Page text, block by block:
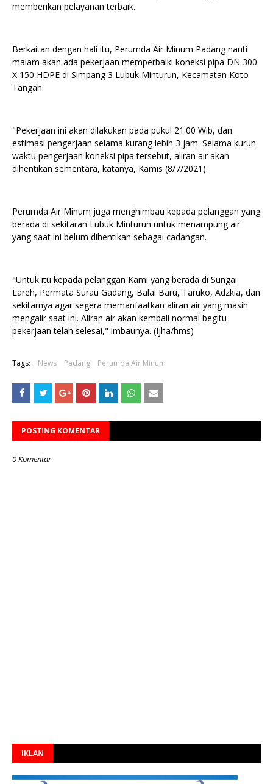
memberikan pelayanan terbaik.
Berkaitan dengan hali itu, Perumda Air Minum Padang nanti
malam akan ada pekerjaan memperbaiki koneksi pipa DN 300
X 150 HDPE di Simpang 3 Lubuk Minturun, Kecamatan Koto
Tangah.
"Pekerjaan ini akan dilakukan pada pukul 21.00 Wib, dan
estimasi pengerjaan selama kurang lebih 3 jam. Selama kurun
waktu pengerjaan koneksi pipa tersebut, aliran air akan
dihentikan sementara, katanya, Kamis (8/7/2021).
Perumda Air Minum juga menghimbau kepada pelanggan yang
berada di sekitaran Lubuk Minturun untuk menampung air
yang saat ini belum dihentikan sebagai cadangan.
"Untuk itu kepada pelanggan Kami yang berada di Sungai
Lareh, Permata Surau Gadang, Balai Baru, Taruko, Adzkia, dan
sekitarnya agar segera memanfaatkan aliran air yang masih
mengalir saat ini. Aliran air akan kembali normal begitu
pekerjaan telah selesai," imbaunya. (Ijha/hms)
Tags: News Padang Perumda Air Minum
POSTING KOMENTAR
0 Komentar
IKLAN